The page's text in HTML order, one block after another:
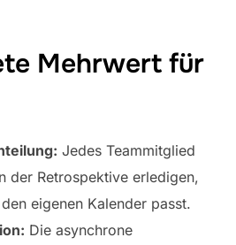
Mehrwert für
Jedes Teammitglied
der Retrospektive erledigen,
eigenen Kalender passt.
Die asynchrone